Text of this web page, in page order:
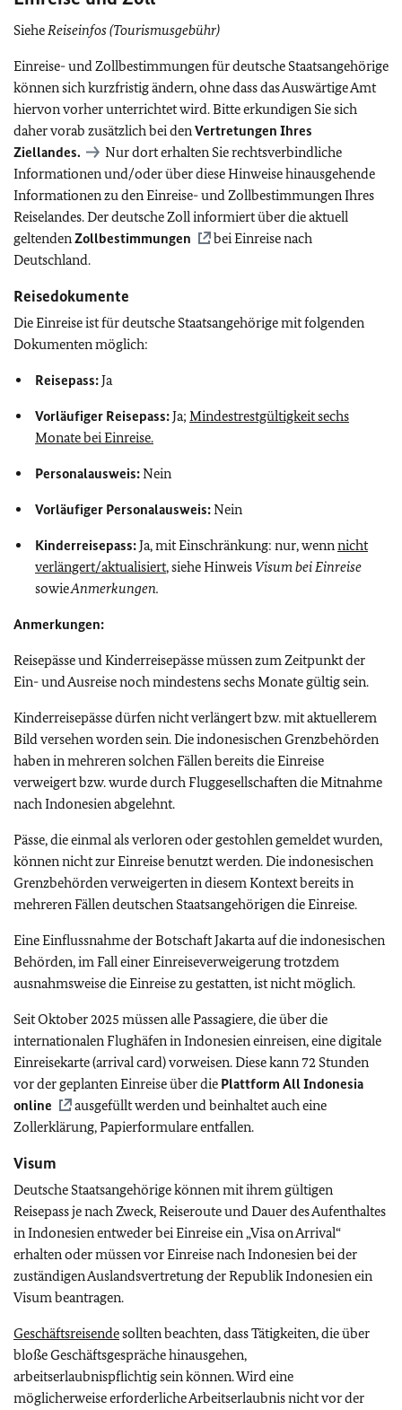
SieheReiseinfos (Tourismusgebühr)
Einreise- und Zollbestimmungen für deutsche Staatsangehörige
können sich kurzfristig ändern, ohne dass das Auswärtige Amt
hiervon vorher unterrichtet wird. Bitte erkundigen Sie sich
daher vorab zusätzlich bei denVertretungen Ihres
Ziellandes.
Nur dort erhalten Sie rechtsverbindliche
Informationen und/oder über diese Hinweise hinausgehende
Informationen zu den Einreise- und Zollbestimmungen Ihres
Reiselandes. Der deutsche Zoll informiert über die aktuell
geltendenZollbestimmungen
bei Einreise nach
Deutschland.
Reisedokumente
Die Einreise ist für deutsche Staatsangehörige mit folgenden
Dokumenten möglich:
Reisepass:Ja
Vorläufiger Reisepass:Ja; Mindestrestgültigkeit sechs
Monate bei Einreise.
Personalausweis:Nein
Vorläufiger Personalausweis:Nein
Kinderreisepass:Ja, mit Einschränkung: nur, wennnicht
verlängert/aktualisiert, siehe Hinweis Visum bei Einreise
sowieAnmerkungen.
Anmerkungen:
Reisepässe und Kinderreisepässe müssen zum Zeitpunkt der
Ein- und Ausreise noch mindestens sechs Monate gültig sein.
Kinderreisepässe dürfen nicht verlängert bzw. mit aktuellerem
Bild versehen worden sein. Die indonesischen Grenzbehörden
haben in mehreren solchen Fällen bereits die Einreise
verweigert bzw. wurde durch Fluggesellschaften die Mitnahme
nach Indonesien abgelehnt.
Pässe, die einmal als verloren oder gestohlen gemeldet wurden,
können nicht zur Einreise benutzt werden. Die indonesischen
Grenzbehörden verweigerten in diesem Kontext bereits in
mehreren Fällen deutschen Staatsangehörigen die Einreise.
Eine Einflussnahme der Botschaft Jakarta auf die indonesischen
Behörden, im Fall einer Einreiseverweigerung trotzdem
ausnahmsweise die Einreise zu gestatten, ist nicht möglich.
Seit Oktober 2025 müssen alle Passagiere, die über die
internationalen Flughäfen in Indonesien einreisen, eine digitale
Einreisekarte (arrival card) vorweisen. Diese kann 72 Stunden
vor der geplanten Einreise über die Plattform All Indonesia
online
ausgefüllt werden und beinhaltet auch eine
Zollerklärung, Papierformulare entfallen.
Visum
Deutsche Staatsangehörige können mit ihrem gültigen
Reisepass je nach Zweck, Reiseroute und Dauer des Aufenthaltes
in Indonesien entweder bei Einreise ein „Visa on Arrival“
erhalten oder müssen vor Einreise nach Indonesien bei der
zuständigen Auslandsvertretung der Republik Indonesien ein
Visum beantragen.
Geschäftsreisendesollten beachten, dass Tätigkeiten, die über
bloße Geschäftsgespräche hinausgehen,
arbeitserlaubnispflichtig sein können. Wird eine
möglicherweise erforderliche Arbeitserlaubnis nicht vor der